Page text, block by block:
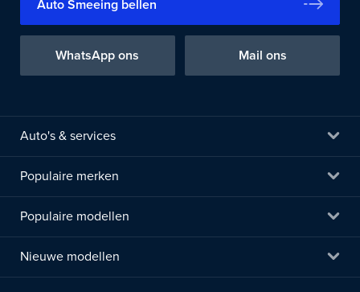
Auto Smeeing bellen
WhatsApp ons Mail ons
Auto's & services
Populaire merken
Populaire modellen
Nieuwe modellen